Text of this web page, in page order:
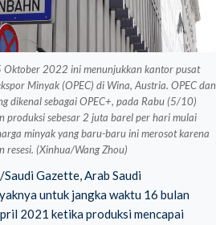
Oktober 2022 ini menunjukkan kantor pusat
Minyak (OPEC) di Wina, Austria. OPEC dan
dikenal sebagai OPEC+, pada Rabu (5/10)
produksi sebesar 2 juta barel per hari mulai
minyak yang baru-baru ini merosot karena
resesi. (Xinhua/Wang Zhou)
Gazette, Arab Saudi
untuk jangka waktu 16 bulan
2021 ketika produksi mencapai